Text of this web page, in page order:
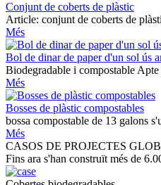
Conjunt de coberts de plàstic
Article: conjunt de coberts de
Més
Bol de dinar de paper d'un sol ús
Biodegradable i compostable
Més
Bosses de plàstic compostables
bossa compostable de 13 galons
Més
CASOS DE PROJECTES
Fins ara s'han construït més de